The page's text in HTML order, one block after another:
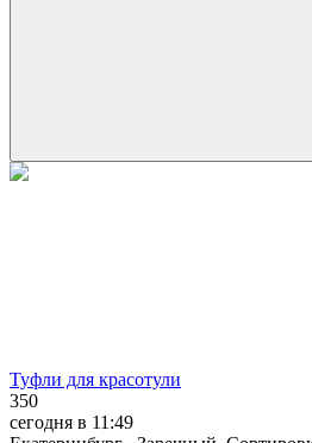
Туфли для красотули
350
сегодня в 11:49